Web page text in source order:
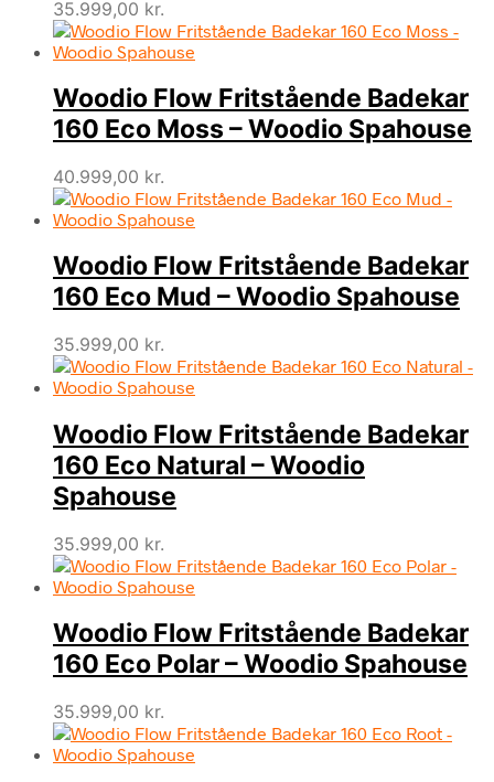
35.999,00 kr.
Woodio Flow Fritstående Badekar
160 Eco Moss – Woodio Spahouse
40.999,00 kr.
Woodio Flow Fritstående Badekar
160 Eco Mud – Woodio Spahouse
35.999,00 kr.
Woodio Flow Fritstående Badekar
160 Eco Natural – Woodio
Spahouse
35.999,00 kr.
Woodio Flow Fritstående Badekar
160 Eco Polar – Woodio Spahouse
35.999,00 kr.